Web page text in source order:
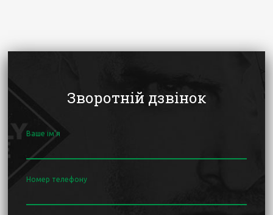
Зворотній дзвінок
Ваше ім'я
Номер телефону